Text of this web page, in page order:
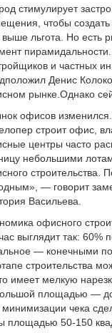
стимулирует
чтобы
льгота. Но есть
и частных
Денис
рынке.Однако
офисов
строит офис,
центры часто
небольшими
строительства.
— говорит
Васильева.
офисного
выглядит так: 60%
— конечными
строительства
имеет мелкую
площадью —
минимизации чека
площадью 50-150